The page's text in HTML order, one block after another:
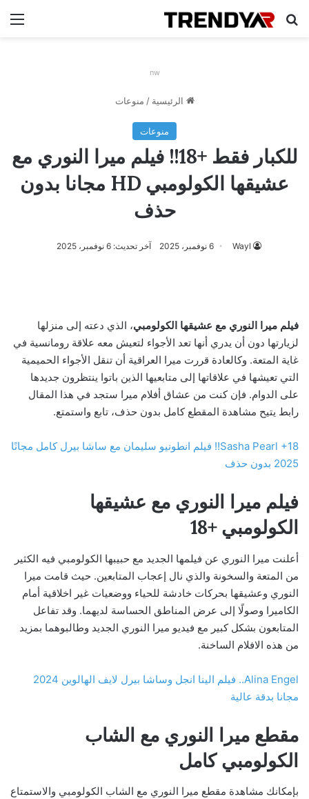
بحث عن
nw
الرئيسية / منوعات
منوعات
للكبار فقط +18!! فيلم ميرا النوري مع
عشيقها الكولومبي HD مجانا بدون
حذف
Wayl 6 نوفمبر، 2025 آخر تحديث: 6 نوفمبر، 2025
فيلم ميرا النوري مع عشيقها الكولومبي، الذي دعته إلى منزلها
لزيارتها دون أن يدري أنها تعد الأجواء لتعيش معه علاقة رومانسية في
غاية المتعة. وكالعادة قررت ميرا العراقية أن تنقل الأجواء الحميمية
التي تعيشها في علاقاتها إلى متابعيها الذين باتوا ينتظرون جديدها
على الدوام. فإن كنت من عشاق أفلام ميرا ستجد في هذا المقال
رابط يتيح مشاهدة المقطع كامل بدون حذف، تابع واستمتع.
Sasha Pearl +18!! فيلم انطونيو سليمان مع ساشا بيرل كامل مجانًا
2025 بدون حذف
فيلم ميرا النوري مع عشيقها
الكولومبي +18
أعلنت ميرا النوري عن فيلمها الجديد مع حبيبها الكولومبي فيه الكثير
من المتعة والسخونة والذي نال إعجاب المتابعين. حيث قامت ميرا
النوري وعشيقها بحركات خادشة للحياء ووضعيات غير اخلاقية أمام
الكاميرا وصولًا إلى عرض المناطق الحساسة لديهما. وقد تفاعل
المتابعون بشكل كبير مع فيديو ميرا النوري الجديد وطالبوهما بمزيد
من هذه الافلام الساخنة.
Alina Engel.. فيلم الينا انجل وساشا بيرل لايف الهالوين 2024
مجانا بدقة عالية
مقطع ميرا النوري مع الشاب
الكولومبي كامل
بإمكانك مشاهدة مقطع ميرا النوري مع الشاب الكولومبي والاستمتاع